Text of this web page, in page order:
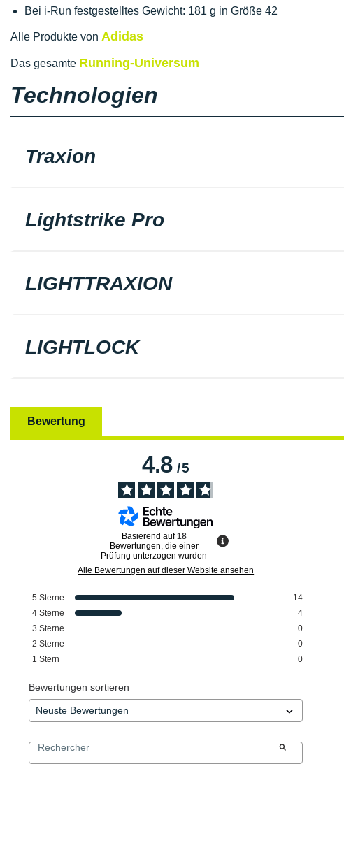
Bei i-Run festgestelltes Gewicht: 181 g in Größe 42
Alle Produkte von Adidas
Das gesamte Running-Universum
Technologien
Traxion
Lightstrike Pro
LIGHTTRAXION
LIGHTLOCK
Bewertung
4.8/5
Basierend auf18
Bewertungen, die einer
Prüfung unterzogen wurden
Alle Bewertungen auf dieser Website ansehen
5 Sterne
14
4 Sterne
4
3 Sterne
0
2 Sterne
0
1 Stern 0
Bewertungen sortieren